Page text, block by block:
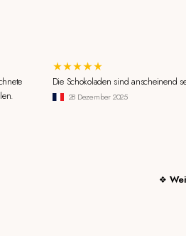
Die Schokoladen sind anscheinend
28 Dezember 2025